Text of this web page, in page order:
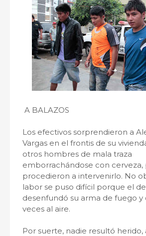
A BALAZOS
Los efectivos sorprendieron a
Vargas en el frontis de su
otros hombres de mala traza
emborrachándose con cerveza,
procedieron a intervenirlo. No
labor se puso difícil porque el
desenfundó su arma de fuego y
veces al aire.
Por suerte, nadie resultó herido,